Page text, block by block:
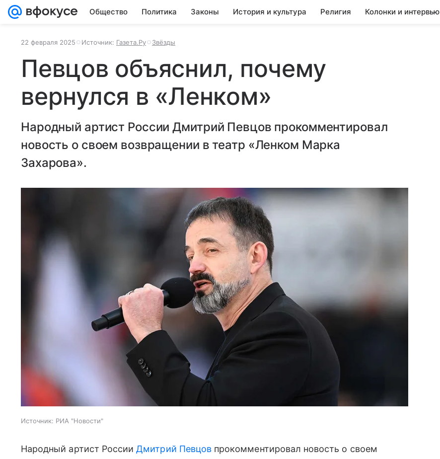
Общество Политика Законы История и культура Религия Колонки и интервью
22 февраля 2025 Источник: Газета.Ру Звёзды
Певцов объяснил, почему
вернулся в «Ленком»
Народный артист России Дмитрий Певцов прокомментировал
новость о своем возвращении в театр «Ленком Марка
Захарова».
Источник: РИА "Новости"
Народный артист РоссииДмитрий Певцов прокомментировал новость о своем